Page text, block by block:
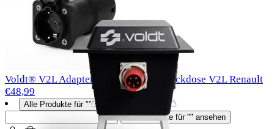
Voldt® V2L Adapter Typ 2 16 A EU-Steckdose V2L Renault
€48,99
Alle Produkte für "" ansehen
Alle Produkte für "" ansehen